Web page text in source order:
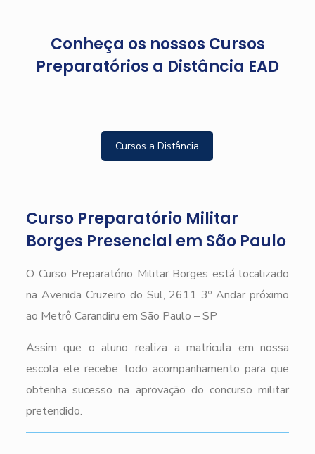
Conheça os nossos Cursos
Preparatórios a Distância EAD
Cursos a Distância
Curso Preparatório Militar
Borges Presencial em São Paulo
O Curso Preparatório Militar Borges está localizado
na Avenida Cruzeiro do Sul, 2611 3º Andar próximo
ao Metrô Carandiru em São Paulo – SP
Assim que o aluno realiza a matricula em nossa
escola ele recebe todo acompanhamento para que
obtenha sucesso na aprovação do concurso militar
pretendido.